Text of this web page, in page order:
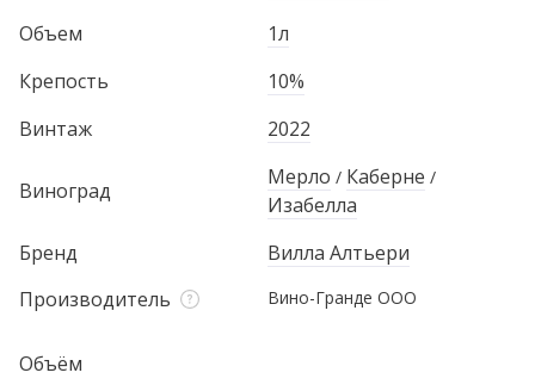
Объем
1л
Крепость
10%
Винтаж
2022
Виноград
Мерло / Каберне /
Изабелла
Бренд
Вилла Алтьери
Производитель
Вино-Гранде ООО
Объём